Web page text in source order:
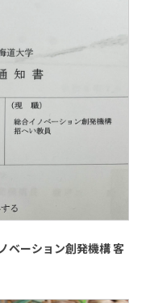
ベーション創発機構 客